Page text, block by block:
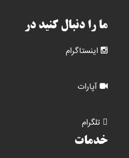
ما را دنبال کنید در
اینستاگرام
آپارات
تلگرام
خدمات